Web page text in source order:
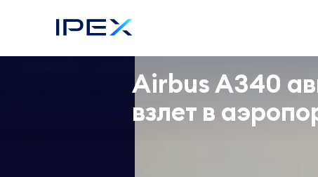
Airbus A340
взлет в